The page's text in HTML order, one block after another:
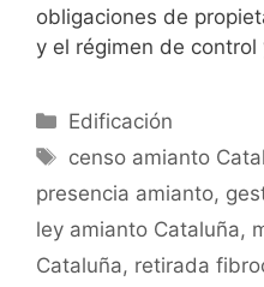
obligaciones de
y el régimen de control
Categorías
Edificación
Etiquetas
censo amianto
presencia amianto,
ley amianto Cataluña,
Cataluña, retirada